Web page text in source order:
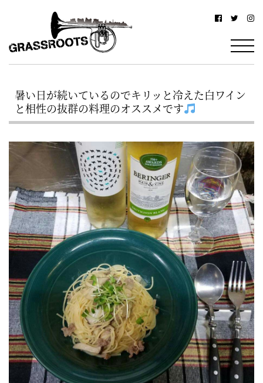
浜
グ
ス
ル
ー
ツ
–
YOKOHAMA
Grassroots
駅
北
西
口
か
ら
徒
歩
約
3
分・
屋
町
に
あ
る
暑い日が続いているのでキリッと冷えた白ワイン
と相性の抜群の料理のオススメです